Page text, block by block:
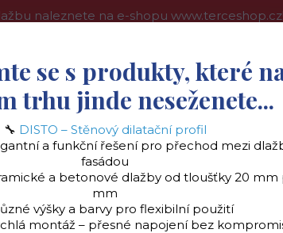
naleznete na e-shopu
Hledat
se s produkty, které
trhu jinde neseženete...
🔧 DISTO – Stěnový dilatační profil
a funkční řešení pro přechod mezi
fasádou
a betonové dlažby od tloušťky 20 mm
mm
výšky a barvy pro flexibilní použití
montáž – přesné napojení bez